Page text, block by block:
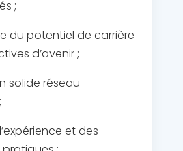
;
du potentiel de carrière
d’avenir ;
solide réseau
et des